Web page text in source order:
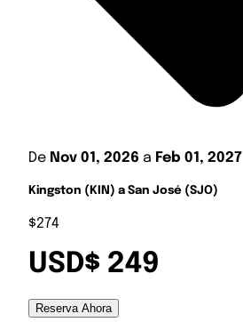
De Nov 01, 2026 a Feb 01, 2027
Kingston (KIN) a San José (SJO)
$274
USD$ 249
Reserva Ahora